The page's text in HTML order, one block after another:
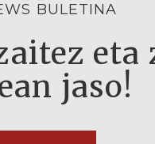
BULETINA
eta
jaso!